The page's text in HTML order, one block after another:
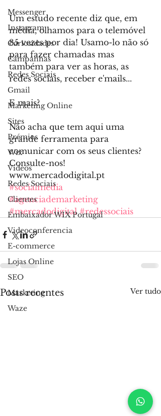
Messenger
Instagram
Curiosidades
Campanhas
Redes Sociais
Gmail
Marketing Online
Sites
Prémios
Wix
Videos
Redes Sociais
Clientes
Embaixador WIX Portugal
Videoconferencia
E-commerce
Lojas Online
SEO
Marketing
Waze
Um estudo recente diz que, em
média, olhamos para o telemóvel
85 vezes por dia! Usamo-lo não só
para fazer chamadas mas
também para ver as horas, as
redes sociais, receber e'mails...
E mais?
Não acha que tem aqui uma
grande ferramenta para
comunicar com os seus clientes?
Consulte-nos!
www.mercadodigital.pt
#socialmedia
#agenciademarketing
#mercadodigital #redessociais
Posts recentes Ver tudo